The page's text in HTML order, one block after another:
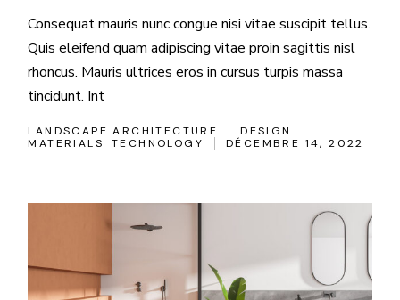
Consequat mauris nunc congue nisi vitae suscipit tellus.
Quis eleifend quam adipiscing vitae proin sagittis nisl
rhoncus. Mauris ultrices eros in cursus turpis massa
tincidunt. Int
LANDSCAPE ARCHITECTURE
DESIGN
MATERIALS
TECHNOLOGY DÉCEMBRE 14, 2022